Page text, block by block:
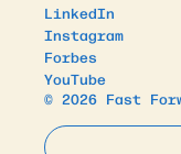
LinkedIn
Instagram
Forbes
YouTube
© 2026 Fast